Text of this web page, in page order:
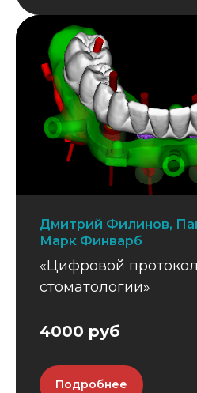
Дмитрий Филинов,
Марк Финварб
«Цифровой
стоматологии»
4000 руб
Подробнее